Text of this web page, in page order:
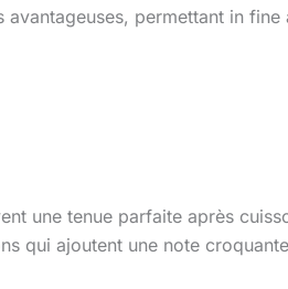
permettant in
une tenue parfaite après
qui ajoutent une note